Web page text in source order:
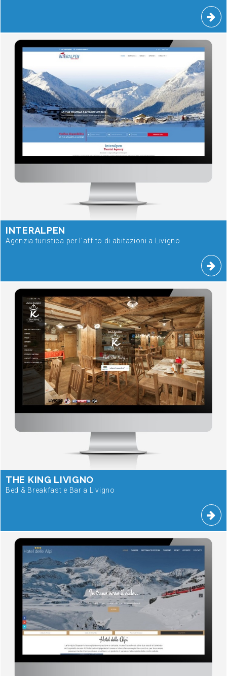
INTERALPEN
Agenzia turistica per l'affito di abitazioni a Livigno
THE KING LIVIGNO
Bed & Breakfast e Bar a Livigno